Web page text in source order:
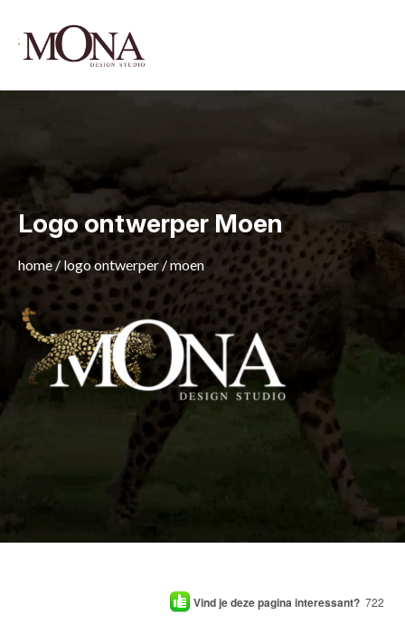
Logo ontwerper Moen
home/ logo ontwerper /moen
Vind je deze pagina interessant? 722